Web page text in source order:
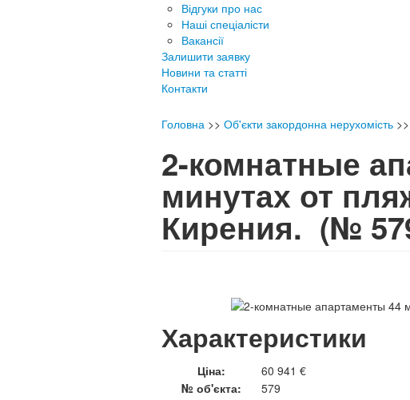
Відгуки про нас
Наші спеціалісти
Вакансії
Залишити заявку
Новини та статті
Контакти
Головна >> Об'єкти закордонна нерухомість >>
2-комнатные
минутах от
Кирения. (№
Характеристики
Ціна:
60 941 €
№ об'єкта:
579